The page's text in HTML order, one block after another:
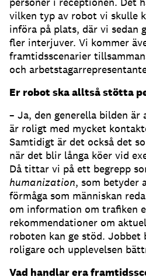
vilken typ av robot vi skulle
införa på plats, där vi sedan
fler interjuver. Vi kommer
framtidsscenarier
och
Er robot ska alltså stötta
– Ja, den generella bilden
är roligt med mycket
Samtidigt är det också det
när det blir långa köer vid
Då tittar vi på ett begrepp
humanization, som betyder
förmåga som människan
om information om trafiken
rekommendationer om
roboten kan ge stöd. Jobbet
roligare och upplevelsen
Vad handlar era